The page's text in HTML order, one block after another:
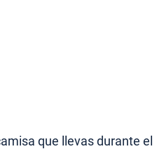
que llevas durante el